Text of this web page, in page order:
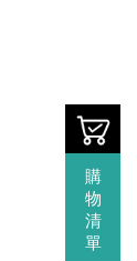
購
物
清
單